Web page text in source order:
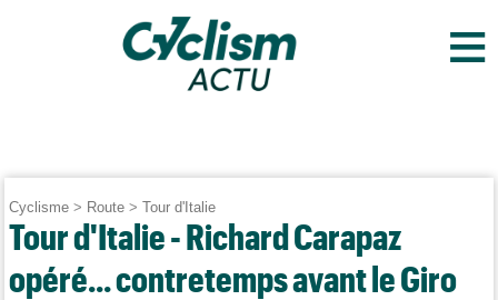
≡
Cyclisme > Route >Tour d'Italie
Tour d'Italie - Richard Carapaz
opéré... contretemps avant le Giro